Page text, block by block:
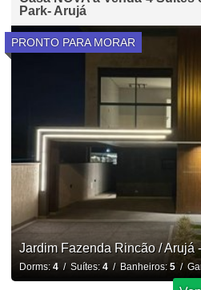
Park- Arujá
PRONTO PARA MORAR
Jardim Fazenda Rincão / Arujá
Dorms: 4/ Suítes: 4/ Banheiros: 5/